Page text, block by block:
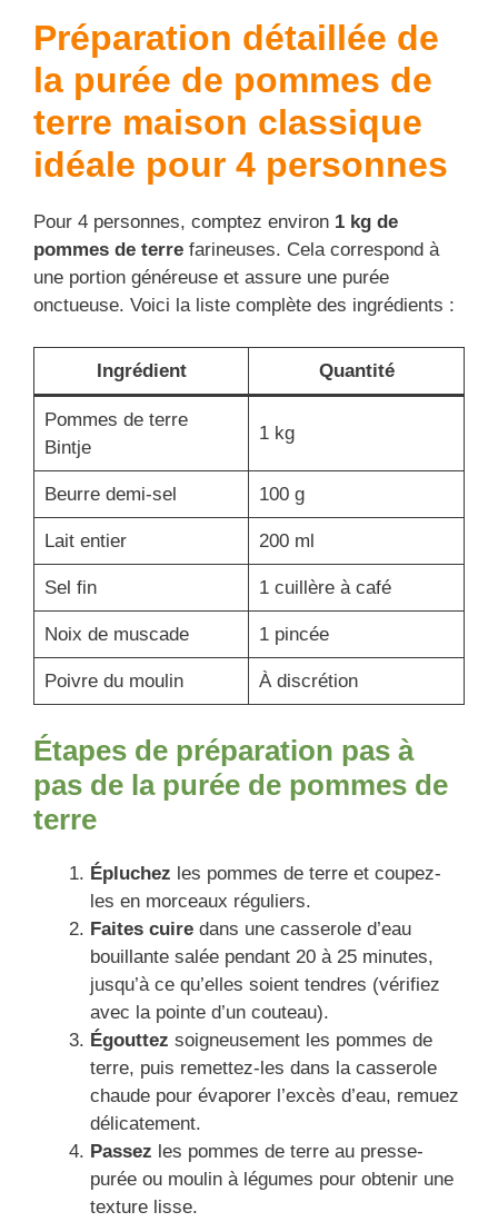
Préparation détaillée de
la purée de pommes de
terre maison classique
idéale pour 4 personnes
Pour 4 personnes, comptez environ 1 kg de
pommes de terre farineuses. Cela correspond à
une portion généreuse et assure une purée
onctueuse. Voici la liste complète des ingrédients :
Ingrédient Quantité
Pommes de terre
Bintje
1 kg
Beurre demi-sel 100 g
Lait entier 200 ml
Sel fin 1 cuillère à café
Noix de muscade 1 pincée
Poivre du moulin À discrétion
Étapes de préparation pas à
pas de la purée de pommes de
terre
Épluchez les pommes de terre et coupez-
les en morceaux réguliers.
Faites cuire dans une casserole d’eau
bouillante salée pendant 20 à 25 minutes,
jusqu’à ce qu’elles soient tendres (vérifiez
avec la pointe d’un couteau).
Égouttez soigneusement les pommes de
terre, puis remettez-les dans la casserole
chaude pour évaporer l’excès d’eau, remuez
délicatement.
Passez les pommes de terre au presse-
purée ou moulin à légumes pour obtenir une
texture lisse.